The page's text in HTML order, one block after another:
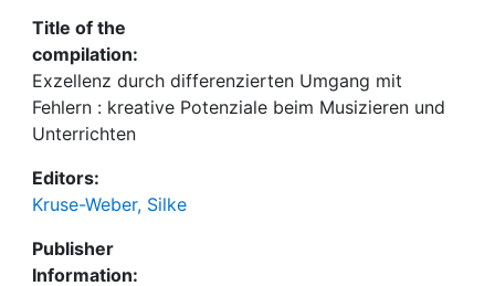
Title of the
compilation:
Exzellenz durch differenzierten Umgang mit
Fehlern : kreative Potenziale beim Musizieren und
Unterrichten
Editors:
Kruse-Weber, Silke
Publisher
Information: